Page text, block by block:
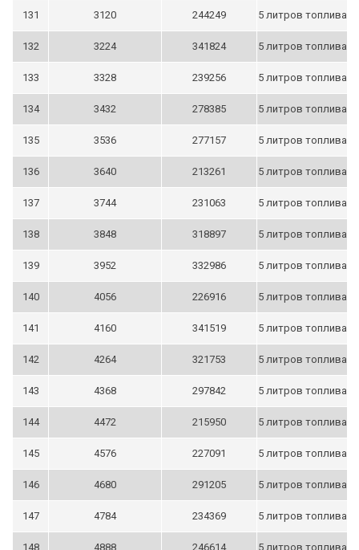
131 3120 244249 5 литров топлива
132 3224 341824 5 литров топлива
133 3328 239256 5 литров топлива
134 3432 278385 5 литров топлива
135 3536 277157 5 литров топлива
136 3640 213261 5 литров топлива
137 3744 231063 5 литров топлива
138 3848 318897 5 литров топлива
139 3952 332986 5 литров топлива
140 4056 226916 5 литров топлива
141 4160 341519 5 литров топлива
142 4264 321753 5 литров топлива
143 4368 297842 5 литров топлива
144 4472 215950 5 литров топлива
145 4576 227091 5 литров топлива
146 4680 291205 5 литров топлива
147 4784 234369 5 литров топлива
148 4888 246614 5 литров топлива